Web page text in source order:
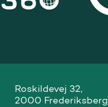
Roskildevej 32,
2000 Frederiksberg